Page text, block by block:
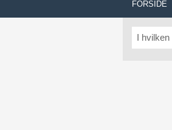
FORSIDE